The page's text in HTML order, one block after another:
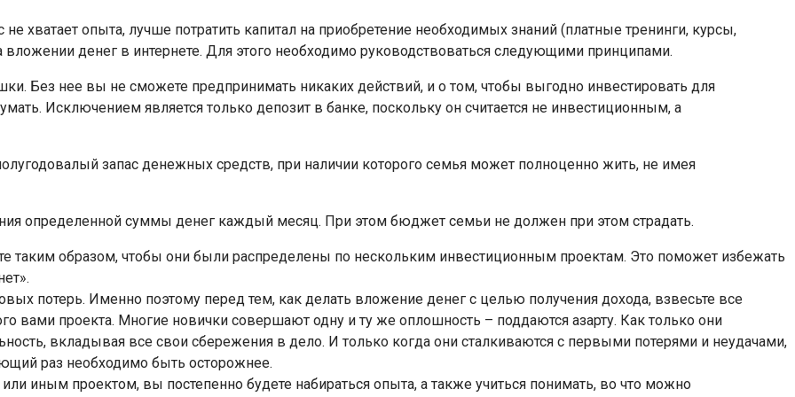
не хватает опыта, лучше потратить капитал на приобретение необходимых знаний (платные тренинги, курсы,
вложении денег в интернете. Для этого необходимо руководствоваться следующими принципами.
Без нее вы не сможете предпринимать никаких действий, и о том, чтобы выгодно инвестировать для
Исключением является только депозит в банке, поскольку он считается не инвестиционным, а
запас денежных средств, при наличии которого семья может полноценно жить, не имея
определенной суммы денег каждый месяц. При этом бюджет семьи не должен при этом страдать.
таким образом, чтобы они были распределены по нескольким инвестиционным проектам. Это поможет избежать
потерь. Именно поэтому перед тем, как делать вложение денег с целью получения дохода, взвесьте все
вами проекта. Многие новички совершают одну и ту же оплошность – поддаются азарту. Как только они
вкладывая все свои сбережения в дело. И только когда они сталкиваются с первыми потерями и неудачами,
раз необходимо быть осторожнее.
иным проектом, вы постепенно будете набираться опыта, а также учиться понимать, во что можно